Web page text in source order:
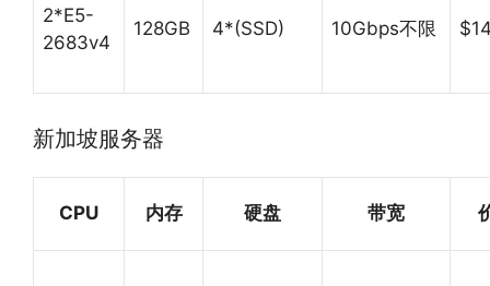
2*E5-
2683v4
128GB 4*(SSD) 10Gbps不限
新加坡服务器
CPU 内存 硬盘 带宽